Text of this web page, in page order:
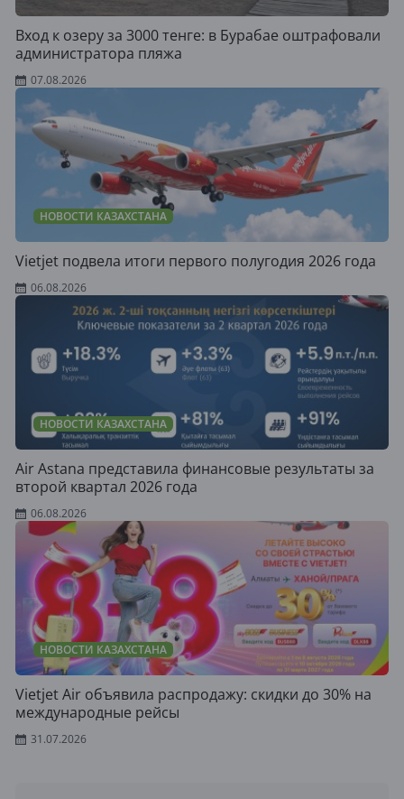
Вход к озеру за 3000 тенге: в Бурабае оштрафовали
администратора пляжа
07.08.2026
НОВОСТИ КАЗАХСТАНА
Vietjet подвела итоги первого полугодия 2026 года
06.08.2026
НОВОСТИ КАЗАХСТАНА
Air Astana представила финансовые результаты за
второй квартал 2026 года
06.08.2026
НОВОСТИ КАЗАХСТАНА
Vietjet Air объявила распродажу: скидки до 30% на
международные рейсы
31.07.2026